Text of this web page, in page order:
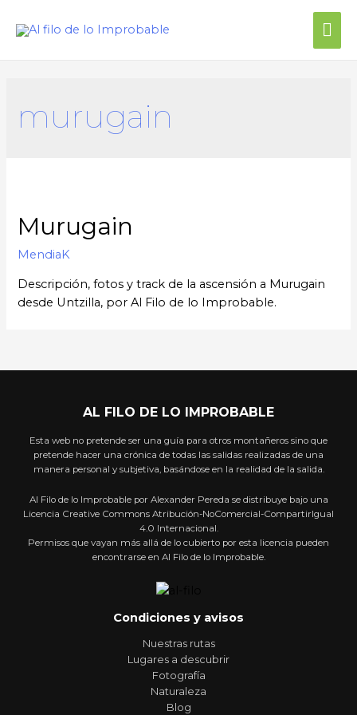
murugain
Murugain
MendiaK
Descripción, fotos y track de la ascensión a Murugain
desde Untzilla, por Al Filo de lo Improbable.
AL FILO DE LO IMPROBABLE
Esta web no pretende ser una guía para otros montañeros sino que
pretende hacer una crónica de todas las salidas realizadas de una
manera personal y subjetiva, basándose en la realidad de la salida.
Al Filo de lo Improbable por Alexander Pereda se distribuye bajo una
Licencia Creative Commons Atribución-NoComercial-CompartirIgual
4.0 Internacional.
Permisos que vayan más allá de lo cubierto por esta licencia pueden
encontrarse en Al Filo de lo Improbable.
Condiciones y avisos
Nuestras rutas
Lugares a descubrir
Fotografía
Naturaleza
Blog